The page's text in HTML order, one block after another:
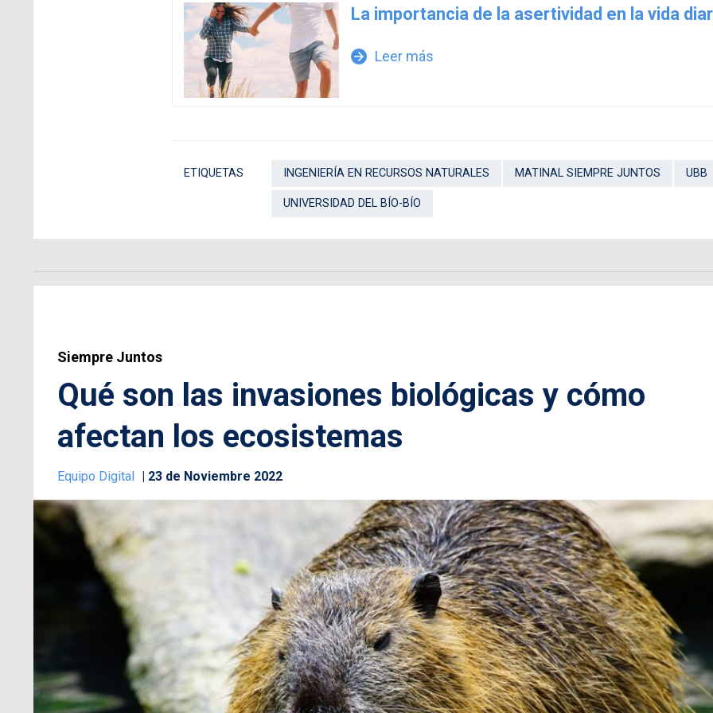
La importancia de la asertividad en la vida
arrow_forward Leer más
ETIQUETAS INGENIERÍA EN RECURSOS NATURALES MATINAL SIEMPRE JUNTOS UBB
UNIVERSIDAD DEL BÍO-BÍO
Siempre Juntos
Qué son las invasiones biológicas y cómo
afectan los ecosistemas
Equipo Digital 23 de Noviembre 2022